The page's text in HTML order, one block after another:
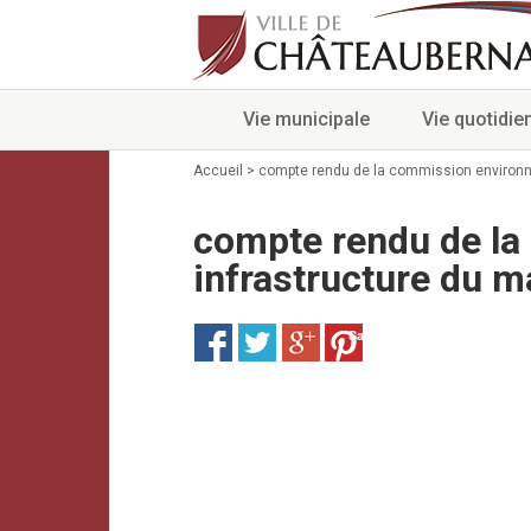
Vie municipale Vie
Accueil > compte rendu de la commission
compte rendu de
infrastructure du
Save